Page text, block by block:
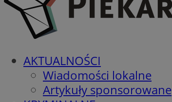
AKTUALNOŚCI
Wiadomości lokalne
Artykuły sponsorowane